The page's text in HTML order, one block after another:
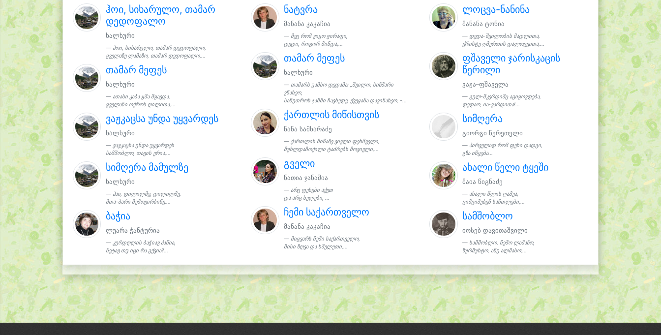
ჰოი, სიხარულო, თამარ
დედოფალო
ხალხური
ჰოი, სიხარულო, თამარ დედოფალო,
ყველაზე ლამაზო, თამარ დედოფალო,...
თამარ მეფეს
ხალხური
ათასი კაბა ყმა მყავდა,
ყველანი ოქროს ღილითა,...
ვაჟკაცსა უნდა უყვარდეს
ხალხური
ვაჟკაცსა უნდა უყვარდეს
სამშობლო, თავის ერია,...
სიმღერა მამულზე
ხალხური
ჰაი, დილილმე, დილილმე,
მთა-ბარი შემოვირბინე,...
ბაჭია
ლუარა ჭანტურია
კურდღლის ბაჭიავ პაწია,
ნეტავ თუ იცი რა გქვია?...
ნატვრა
მანანა კაკაჩია
მეც რომ ვიყო ჟირაფი,
დედი, როგორ მინდა,...
თამარ მეფეს
ხალხური
თამარს უამბო დედამა: „შვილო, სიზმარი
ვნახეო,
საწუთროს ჯამში ჩავხედე, ქვეყანა დავინახეო, -...
ქართლის მიწისთვის
ნანა სამხარაძე
ქართლის მიწაზე ვივლი ფეხშველი,
მუხლდაჩოქილი ტაძრებს მოვივლი,...
გველი
ნათია ჯანაშია
არც ფეხები აქვთ
და არც ხელები, ...
ჩემი საქართველო
მანანა კაკაჩია
მიყვარს ჩემი საქართველო,
მისი ზღვა და ხმელეთი,...
ლოცვა-ნანინა
მანანა ტონია
დედა-შვილობის მადლითა,
ქრისტე ღმერთის დალოცვითა,...
ფშაველი ჯარისკაცის
წერილი
ვაჟა–ფშაველა
გულ-მკერდიმც აგიყოვდება,
დედაო, ია-ვარდითა!...
სიმღერა
გიორგი წერეთელი
პირველად რომ ფეხი დადგი,
გზა იწყება...
ახალი წელი ტყეში
მაია წიგნაძე
ახალი წლის ღამეა,
ციმციმებენ სანთლები,...
სამშობლო
იოსებ დავითაშვილი
სამშობლო, ჩემო ლამაზო,
ზურმუხტო, ანუ ალმასო;...